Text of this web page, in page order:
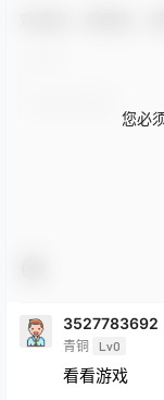
您必
3527783692
青铜 Lv0
看看游戏